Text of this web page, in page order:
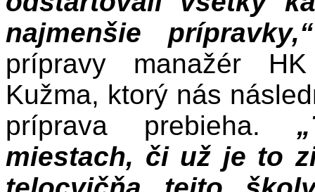
najmenšie prípravky,“
prípravy manažér
Kužma, ktorý nás
príprava prebieha.
miestach, či už je to